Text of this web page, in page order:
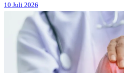
10 Juli 2026